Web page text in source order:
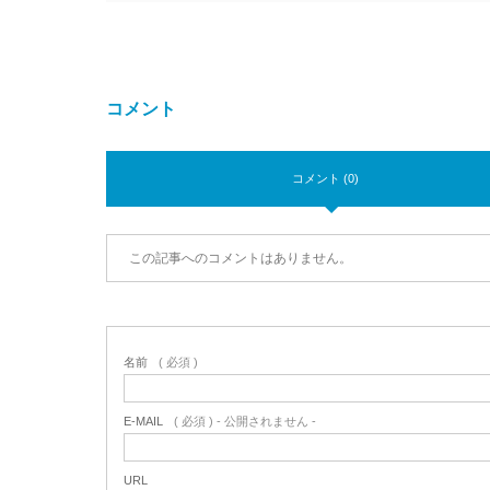
コメント
コメント (0)
この記事へのコメントはありません。
名前 ( 必須 )
E-MAIL ( 必須 ) - 公開されません -
URL